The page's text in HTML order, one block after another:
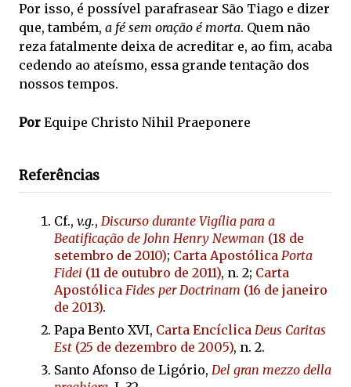
Por isso, é possível parafrasear São Tiago e dizer
que, também, a fé sem oração é morta. Quem não
reza fatalmente deixa de acreditar e, ao fim, acaba
cedendo ao ateísmo, essa grande tentação dos
nossos tempos.
Por Equipe Christo Nihil Praeponere
Referências
Cf., v.g., Discurso durante Vigília para a
Beatificação de John Henry Newman (18 de
setembro de 2010); Carta Apostólica Porta
Fidei (11 de outubro de 2011), n. 2; Carta
Apostólica Fides per Doctrinam (16 de janeiro
de 2013).
Papa Bento XVI, Carta Encíclica Deus Caritas
Est (25 de dezembro de 2005), n. 2.
Santo Afonso de Ligório, Del gran mezzo della